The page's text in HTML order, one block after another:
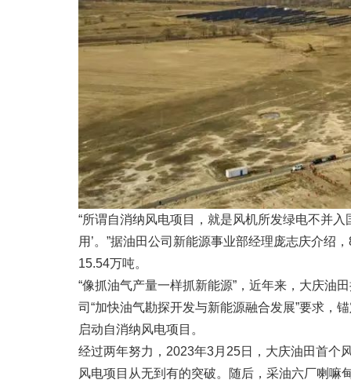
“所谓自消纳风电项目，就是风机所发绿电不并
用’。”据油田公司新能源事业部经理庞志庆介绍
15.54万吨。
“像抓油气产量一样抓新能源”，近年来，大庆油
司“加快油气勘探开发与新能源融合发展”要求，
启动自消纳风电项目。
经过两年努力，2023年3月25日，大庆油田首
风电项目从无到有的突破。随后，采油六厂喇